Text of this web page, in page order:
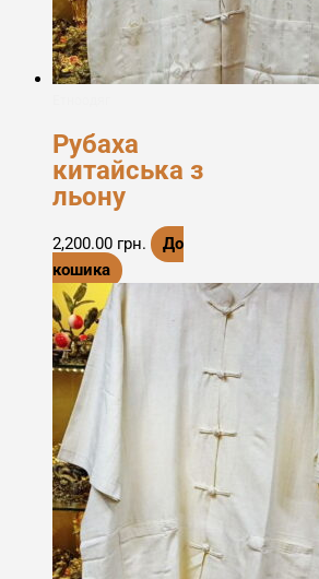
Рубаха
китайська з
льону
2,200.00 грн.
До
кошика